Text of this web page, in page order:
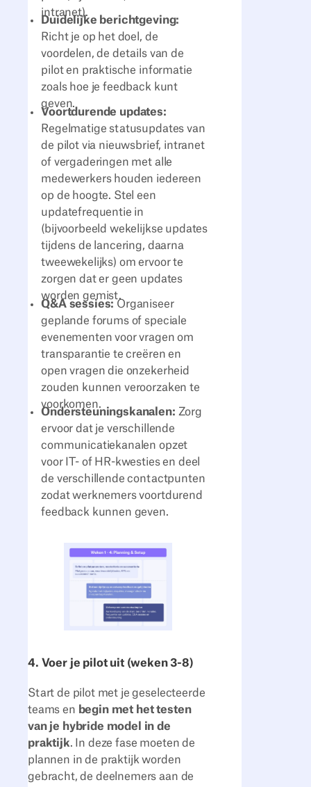
intranet).
Duidelijke berichtgeving:
Richt je op het doel, de
voordelen, de details van de
pilot en praktische informatie
zoals hoe je feedback kunt
geven.
Voortdurende updates:
Regelmatige statusupdates van
de pilot via nieuwsbrief, intranet
of vergaderingen met alle
medewerkers houden iedereen
op de hoogte. Stel een
updatefrequentie in
(bijvoorbeeld wekelijkse updates
tijdens de lancering, daarna
tweewekelijks) om ervoor te
zorgen dat er geen updates
worden gemist.
Q&A sessies: Organiseer
geplande forums of speciale
evenementen voor vragen om
transparantie te creëren en
open vragen die onzekerheid
zouden kunnen veroorzaken te
voorkomen.
Ondersteuningskanalen: Zorg
ervoor dat je verschillende
communicatiekanalen opzet
voor IT- of HR-kwesties en deel
de verschillende contactpunten
zodat werknemers voortdurend
feedback kunnen geven.
4. Voer je pilot uit (weken 3-8)
Start de pilot met je geselecteerde
teams en begin met het testen
van je hybride model in de
praktijk. In deze fase moeten de
plannen in de praktijk worden
gebracht, de deelnemers aan de